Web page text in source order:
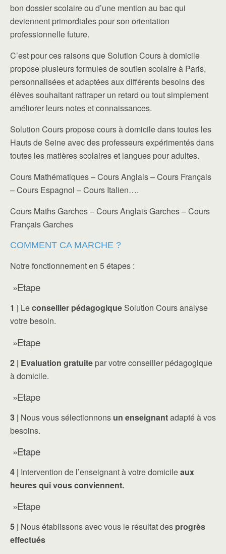
bon dossier scolaire ou d’une mention au bac qui
deviennent primordiales pour son orientation
professionnelle future.
C’est pour ces raisons que Solution Cours à domicile
propose plusieurs formules de soutien scolaire à Paris,
personnalisées et adaptées aux différents besoins des
élèves souhaitant rattraper un retard ou tout simplement
améliorer leurs notes et connaissances.
Solution Cours propose cours à domicile dans toutes les
Hauts de Seine avec des professeurs expérimentés dans
toutes les matières scolaires et langues pour adultes.
Cours Mathématiques – Cours Anglais – Cours Français
– Cours Espagnol – Cours Italien….
Cours Maths Garches – Cours Anglais Garches – Cours
Français Garches
COMMENT CA MARCHE ?
Notre fonctionnement en 5 étapes :
»Etape
1 | Leconseiller pédagogique Solution Cours analyse
votre besoin.
»Etape
2 | Evaluation gratuite par votre conseiller pédagogique
à domicile.
»Etape
3 | Nous vous sélectionnons un enseignantadapté à vos
besoins.
»Etape
4 | Intervention de l’enseignant à votre domicileaux
heures qui vous conviennent.
»Etape
5 | Nous établissons avec vous le résultat des progrès
effectués